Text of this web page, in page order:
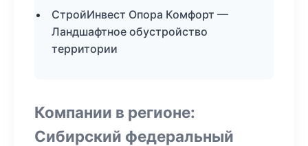
СтройИнвест Опора Комфорт —
Ландшафтное обустройство
территории
Компании в регионе:
Сибирский федеральный